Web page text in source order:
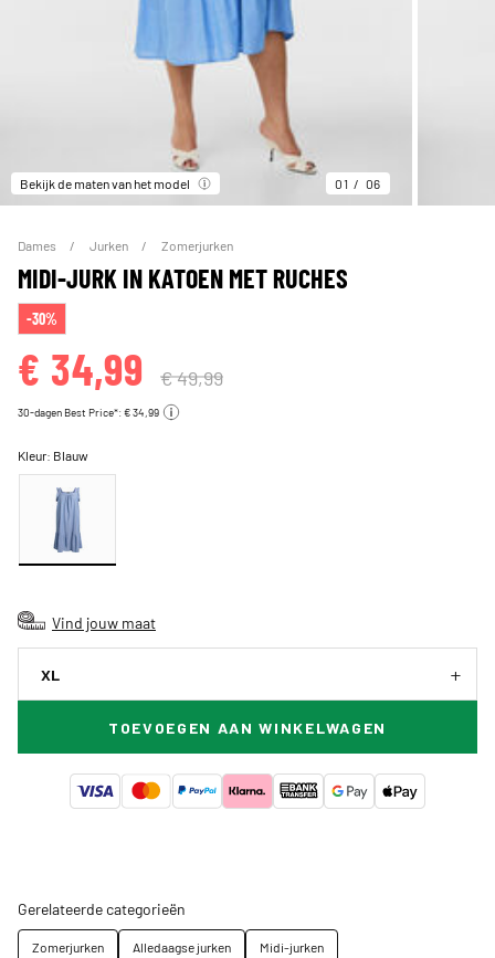
Bekijk de maten van het model 01 06
Dames Jurken Zomerjurken
MIDI-JURK IN KATOEN MET RUCHES
-30%
€ 34,99 € 49,99
30-dagen Best Price*: € 34,99
Kleur: Blauw
Vind jouw maat
XL
TOEVOEGEN AAN WINKELWAGEN
Gerelateerde categorieën
Zomerjurken Alledaagse jurken Midi-jurken